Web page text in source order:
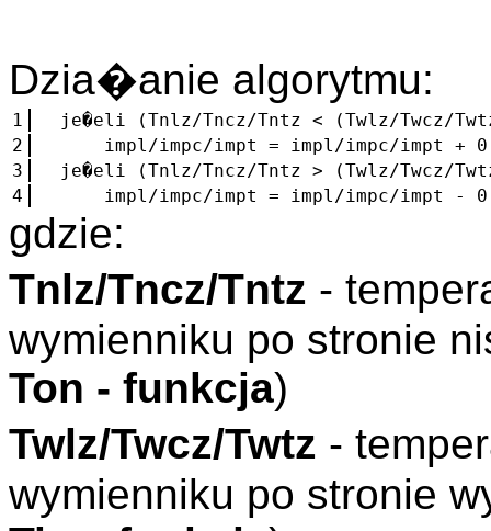
Dzia�anie algorytmu:
1
je�eli (Tnlz/Tncz/Tntz < (Twlz/Twcz/
2
impl/impc/impt = impl/impc/impt +
3
je�eli (Tnlz/Tncz/Tntz > (Twlz/Twcz/
4
impl/impc/impt = impl/impc/impt -
gdzie:
Tnlz/Tncz/Tntz -
wymienniku po stronie
Ton - funkcja)
Twlz/Twcz/Twtz -
wymienniku po stronie